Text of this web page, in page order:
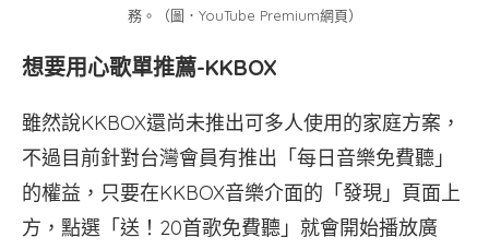
務。（圖．YouTube Premium網頁）
想要用心歌單推薦-KKBOX
雖然說KKBOX還尚未推出可多人使用的家庭方案，
不過目前針對台灣會員有推出「每日音樂免費聽」
的權益，只要在KKBOX音樂介面的「發現」頁面上
方，點選「送！20首歌免費聽」就會開始播放廣